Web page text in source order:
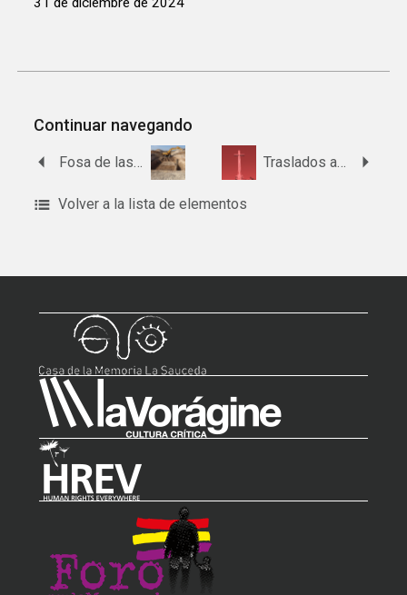
Continuar navegando
Traslados al Valle de Cuelgamuros desde Torrecampo
Volver a la lista de elementos